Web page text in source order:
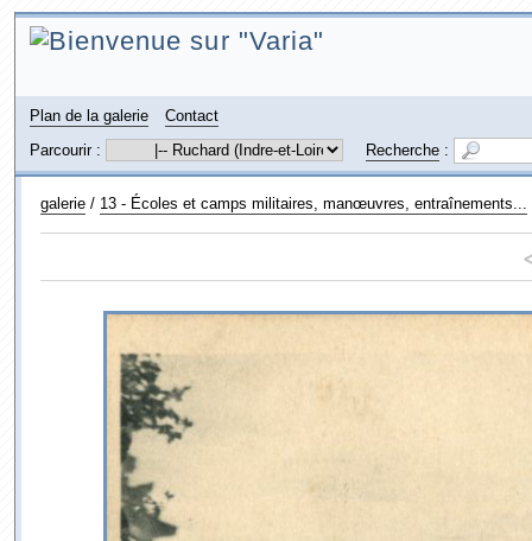
Plan de la galerie
Contact
Parcourir :
Recherche:
galerie/ 13 - Écoles et camps militaires, manœuvres, entraînements...